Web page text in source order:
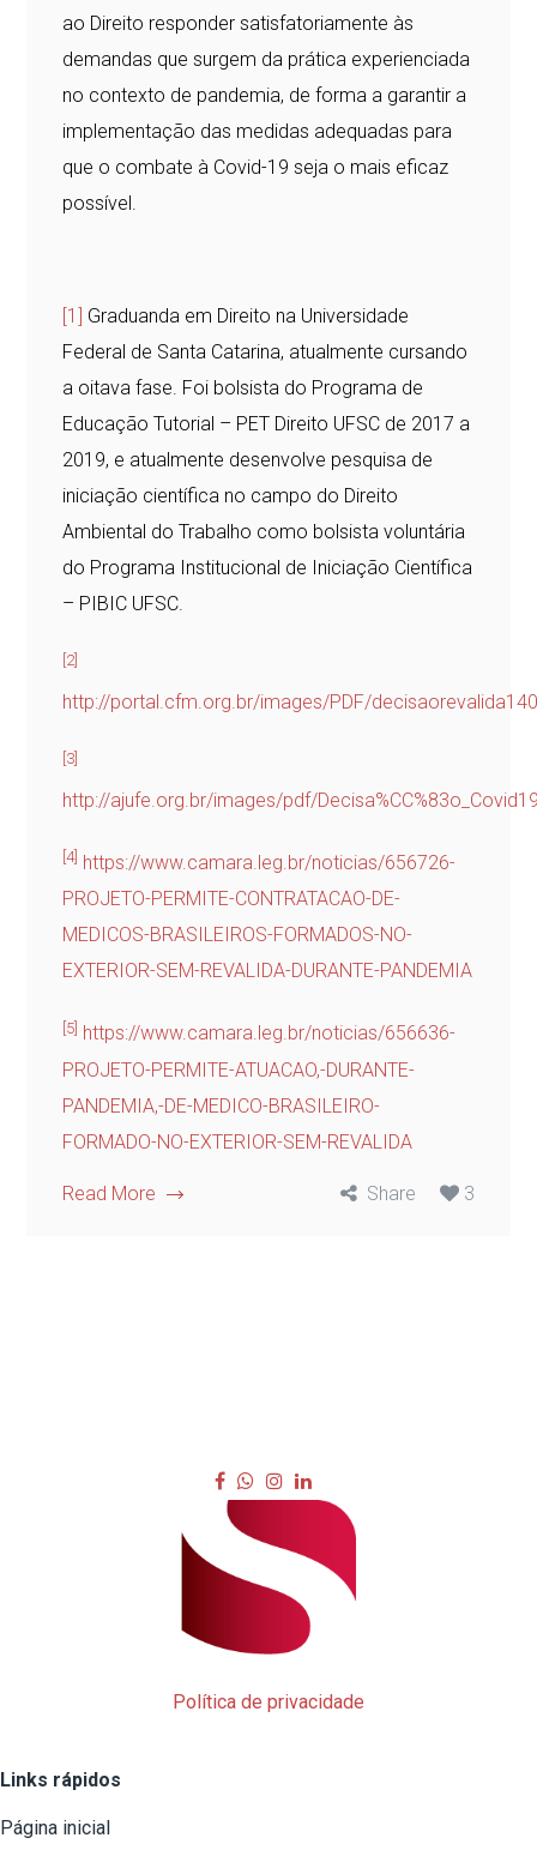
ao Direito responder satisfatoriamente às
demandas que surgem da prática experienciada
no contexto de pandemia, de forma a garantir a
implementação das medidas adequadas para
que o combate à Covid-19 seja o mais eficaz
possível.
[1] Graduanda em Direito na Universidade
Federal de Santa Catarina, atualmente cursando
a oitava fase. Foi bolsista do Programa de
Educação Tutorial – PET Direito UFSC de 2017 a
2019, e atualmente desenvolve pesquisa de
iniciação científica no campo do Direito
Ambiental do Trabalho como bolsista voluntária
do Programa Institucional de Iniciação Científica
– PIBIC UFSC.
[2]
http://portal.cfm.org.br/images/PDF/
[3]
http://ajufe.org.br/images/pdf/
[4] https://www.camara.leg.br/noticias/656726-
PROJETO-PERMITE-CONTRATACAO-DE-
MEDICOS-BRASILEIROS-FORMADOS-NO-
EXTERIOR-SEM-REVALIDA-DURANTE-PANDEMIA
[5] https://www.camara.leg.br/noticias/656636-
PROJETO-PERMITE-ATUACAO,-DURANTE-
PANDEMIA,-DE-MEDICO-BRASILEIRO-
FORMADO-NO-EXTERIOR-SEM-REVALIDA
Read More Share 3
Política de privacidade
Links rápidos
Página inicial